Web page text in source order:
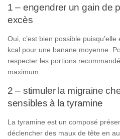
1 – engendrer un gain de
excès
Oui, c’est bien possible
kcal pour une banane moyenne.
respecter les portions
maximum.
2 – stimuler la migraine
sensibles à la tyramine
La tyramine est un composé
déclencher des maux de tête en